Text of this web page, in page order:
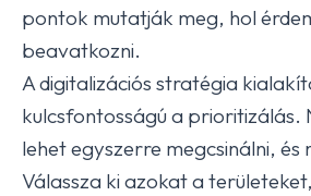
pontok mutatják meg, hol
beavatkozni.
A digitalizációs stratégia
kulcsfontosságú a prioritizálás.
lehet egyszerre megcsinálni, és
Válassza ki azokat a